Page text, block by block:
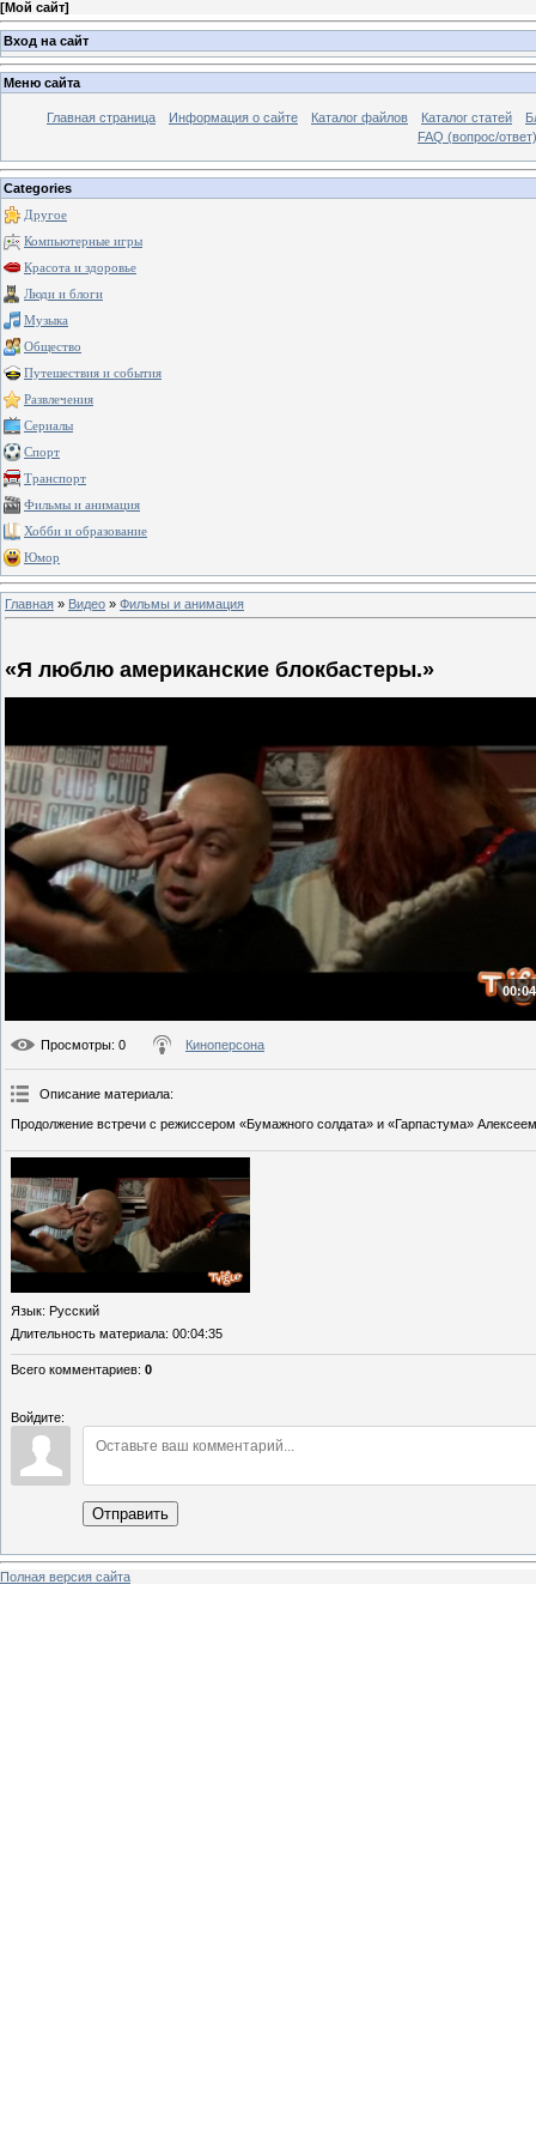
[Мой сайт]
Вход на сайт
Меню сайта
Главная страница Информация о сайте Каталог файлов Каталог статей
FAQ (вопрос/ответ)
Categories
Другое
Компьютерные игры
Красота и здоровье
Люди и блоги
Музыка
Общество
Путешествия и события
Развлечения
Сериалы
Спорт
Транспорт
Фильмы и анимация
Хобби и образование
Юмор
Главная » Видео » Фильмы и анимация
«Я люблю американские блокбастеры.»
Просмотры: 0 Киноперсона
Описание материала:
Продолжение встречи с режиссером «Бумажного солдата» и «Гарпастума»
Язык: Русский
Длительность материала: 00:04:35
Всего комментариев: 0
Войдите:
Отправить
Полная версия сайта